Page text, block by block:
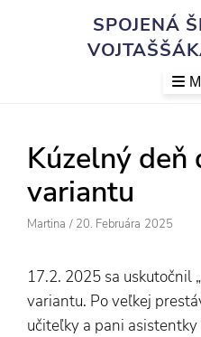
SPOJENÁ
Kúzelný deň
variantu
Author
Martina / Posted
20. Februára 2025
17.2. 2025 sa uskutočnil
variantu. Po veľkej
učiteľky a pani